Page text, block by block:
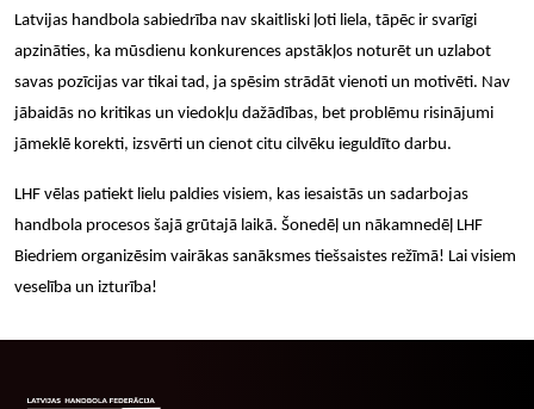
Latvijas handbola sabiedrība nav skaitliski ļoti liela, tāpēc ir svarīgi
apzināties, ka mūsdienu konkurences apstākļos noturēt un uzlabot
savas pozīcijas var tikai tad, ja spēsim strādāt vienoti un motivēti. Nav
jābaidās no kritikas un viedokļu dažādības, bet problēmu risinājumi
jāmeklē korekti, izsvērti un cienot citu cilvēku ieguldīto darbu.
LHF vēlas patiekt lielu paldies visiem, kas iesaistās un sadarbojas
handbola procesos šajā grūtajā laikā. Šonedēļ un nākamnedēļ LHF
Biedriem organizēsim vairākas sanāksmes tiešsaistes režīmā! Lai visiem
veselība un izturība!